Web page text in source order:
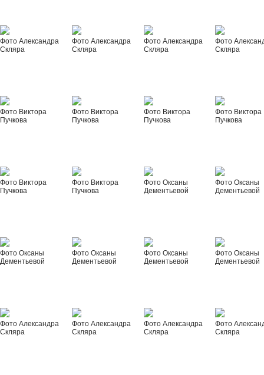
Фото Александра
Скляра
Фото Александра
Скляра
Фото Александра
Скляра
Фото
Скляра
Фото Виктора
Пучкова
Фото Виктора
Пучкова
Фото Виктора
Пучкова
Фото Виктора
Пучкова
Фото Виктора
Пучкова
Фото Виктора
Пучкова
Фото Оксаны
Дементьевой
Фото Оксаны
Дементьевой
Фото Оксаны
Дементьевой
Фото Оксаны
Дементьевой
Фото Оксаны
Дементьевой
Фото Оксаны
Дементьевой
Фото Александра
Скляра
Фото Александра
Скляра
Фото Александра
Скляра
Фото
Скляра